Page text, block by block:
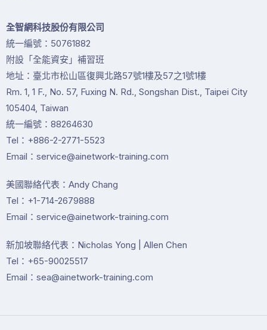
全智網科技股份有限公司
統一編號：50761882
附設「全能資安」補習班
地址：臺北市松山區復興北路57號1樓及57之1號1樓
Rm. 1, 1 F., No. 57, Fuxing N. Rd., Songshan Dist., Taipei City
105404, Taiwan
統一編號：88264630
Tel：+886-2-2771-5523
Email：service@ainetwork-training.com
美國聯絡代表：Andy Chang
Tel：+1-714-2679888
Email：service@ainetwork-training.com
新加坡聯絡代表：Nicholas Yong | Allen Chen
Tel：+65-90025517
Email：sea@ainetwork-training.com